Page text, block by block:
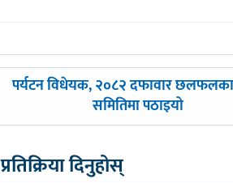
पछिल्लाे
पर्यटन विधेयक, २०८२ दफावार
समितिमा पठाइयो
प्रतिक्रिया दिनुहोस्